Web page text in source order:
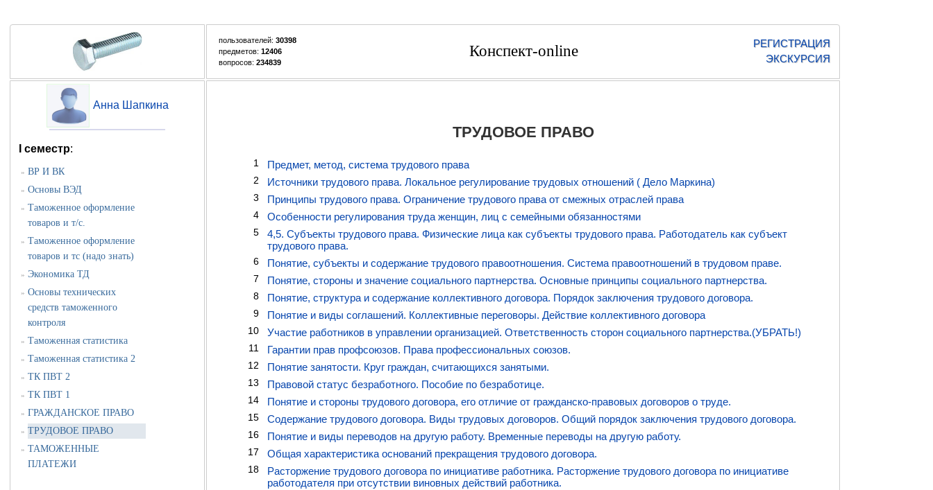
пользователей: 30398
предметов: 12406
вопросов: 234839
Конспект-online
РЕГИСТРАЦИЯ
ЭКСКУРСИЯ
Анна Шапкина
I семестр:
» ВР И ВК
» Основы ВЭД
» Таможенное оформление
товаров и т/с.
» Таможенное оформление
товаров и тс (надо знать)
» Экономика ТД
» Основы технических
средств таможенного
контроля
» Таможенная статистика
» Таможенная статистика 2
» ТК ПВТ 2
» ТК ПВТ 1
» ГРАЖДАНСКОЕ ПРАВО
» ТРУДОВОЕ ПРАВО
» ТАМОЖЕННЫЕ
ПЛАТЕЖИ
ТРУДОВОЕ ПРАВО
1 Предмет, метод, система трудового права
2 Источники трудового права. Локальное регулирование трудовых отношений ( Дело Маркина)
3 Принципы трудового права. Ограничение трудового права от смежных отраслей права
4 Особенности регулирования труда женщин, лиц с семейными обязанностями
5
4,5. Субъекты трудового права. Физические лица как субъекты трудового права. Работодатель как субъект
трудового права.
6 Понятие, субъекты и содержание трудового правоотношения. Система правоотношений в трудовом праве.
7 Понятие, стороны и значение социального партнерства. Основные принципы социального партнерства.
8 Понятие, структура и содержание коллективного договора. Порядок заключения трудового договора.
9 Понятие и виды соглашений. Коллективные переговоры. Действие коллективного договора
10 Участие работников в управлении организацией. Ответственность сторон социального партнерства.(УБРАТЬ!)
11 Гарантии прав профсоюзов. Права профессиональных союзов.
12 Понятие занятости. Круг граждан, считающихся занятыми.
13 Правовой статус безработного. Пособие по безработице.
14 Понятие и стороны трудового договора, его отличие от гражданско-правовых договоров о труде.
15 Содержание трудового договора. Виды трудовых договоров. Общий порядок заключения трудового договора.
16 Понятие и виды переводов на другую работу. Временные переводы на другую работу.
17 Общая характеристика оснований прекращения трудового договора.
18
Расторжение трудового договора по инициативе работника. Расторжение трудового договора по инициативе
работодателя при отсутствии виновных действий работника.